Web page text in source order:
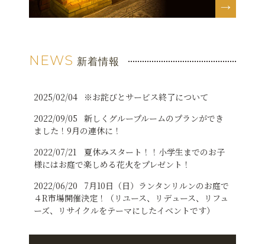
NEWS 新着情報
2025/02/04
※お詫びとサービス終了について
2022/09/05 新しくグループルームのプランができ
ました！9月の連休に！
2022/07/21
夏休みスタート！！小学生までのお子
様にはお庭で楽しめる花火をプレゼント！
2022/06/20
7月10日（日）ランタンリルンのお庭で
４R市場開催決定！（リユース、リデュース、リフュ
ーズ、リサイクルをテーマにしたイベントです）